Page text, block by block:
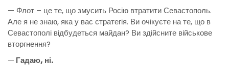
— Флот – це те, що змусить Росію втратити Севастополь.
Але я не знаю, яка у вас стратегія. Ви очікуєте на те, що в
Севастополі відбудеться майдан? Ви здійсните військове
вторгнення?
— Гадаю, ні.